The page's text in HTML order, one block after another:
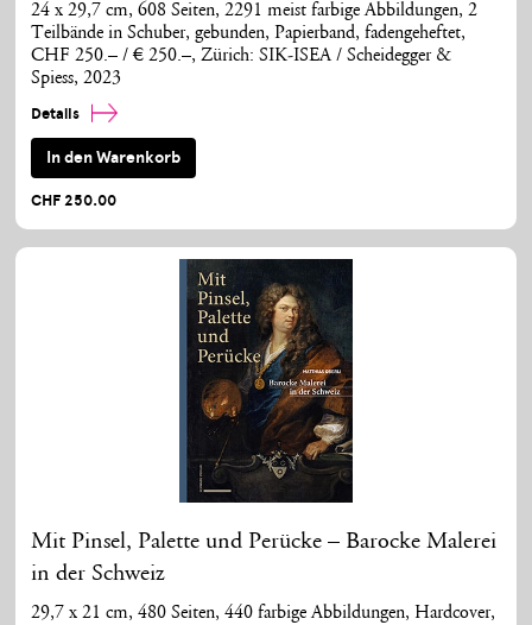
24 x 29,7 cm, 608 Seiten, 2291 meist farbige Abbildungen, 2
Teilbände in Schuber, gebunden, Papierband, fadengeheftet,
CHF 250.– / € 250.–, Zürich: SIK-ISEA / Scheidegger &
Spiess, 2023
Details
In den Warenkorb
CHF 250.00
Mit Pinsel, Palette und Perücke – Barocke Malerei
in der Schweiz
29,7 x 21 cm, 480 Seiten, 440 farbige Abbildungen, Hardcover,